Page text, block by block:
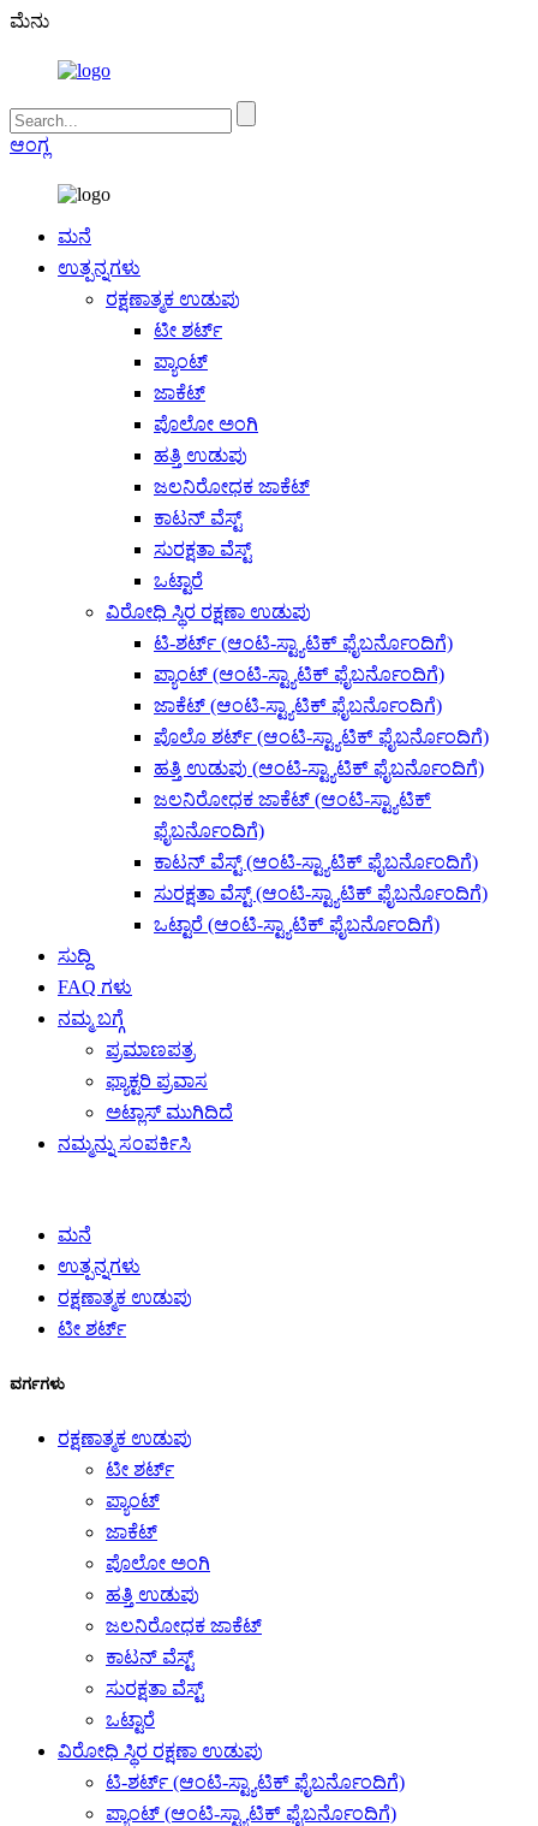
ಮೆನು
ಆಂಗ್ಲ
ಮನೆ
ಉತ್ಪನ್ನಗಳು
ರಕ್ಷಣಾತ್ಮಕ ಉಡುಪು
ಟೀ ಶರ್ಟ್
ಪ್ಯಾಂಟ್
ಜಾಕೆಟ್
ಪೊಲೋ ಅಂಗಿ
ಹತ್ತಿ ಉಡುಪು
ಜಲನಿರೋಧಕ ಜಾಕೆಟ್
ಕಾಟನ್ ವೆಸ್ಟ್
ಸುರಕ್ಷತಾ ವೆಸ್ಟ್
ಒಟ್ಟಾರೆ
ವಿರೋಧಿ ಸ್ಥಿರ ರಕ್ಷಣಾ ಉಡುಪು
ಟಿ-ಶರ್ಟ್ (ಆಂಟಿ-ಸ್ಟ್ಯಾಟಿಕ್ ಫೈಬರ್ನೊಂದಿಗೆ)
ಪ್ಯಾಂಟ್ (ಆಂಟಿ-ಸ್ಟ್ಯಾಟಿಕ್ ಫೈಬರ್ನೊಂದಿಗೆ)
ಜಾಕೆಟ್ (ಆಂಟಿ-ಸ್ಟ್ಯಾಟಿಕ್ ಫೈಬರ್ನೊಂದಿಗೆ)
ಪೊಲೊ ಶರ್ಟ್ (ಆಂಟಿ-ಸ್ಟ್ಯಾಟಿಕ್ ಫೈಬರ್ನೊಂದಿಗೆ)
ಹತ್ತಿ ಉಡುಪು (ಆಂಟಿ-ಸ್ಟ್ಯಾಟಿಕ್ ಫೈಬರ್ನೊಂದಿಗೆ)
ಜಲನಿರೋಧಕ ಜಾಕೆಟ್ (ಆಂಟಿ-ಸ್ಟ್ಯಾಟಿಕ್
ಫೈಬರ್ನೊಂದಿಗೆ)
ಕಾಟನ್ ವೆಸ್ಟ್ (ಆಂಟಿ-ಸ್ಟ್ಯಾಟಿಕ್ ಫೈಬರ್ನೊಂದಿಗೆ)
ಸುರಕ್ಷತಾ ವೆಸ್ಟ್ (ಆಂಟಿ-ಸ್ಟ್ಯಾಟಿಕ್ ಫೈಬರ್ನೊಂದಿಗೆ)
ಒಟ್ಟಾರೆ (ಆಂಟಿ-ಸ್ಟ್ಯಾಟಿಕ್ ಫೈಬರ್ನೊಂದಿಗೆ)
ಸುದ್ದಿ
FAQ ಗಳು
ನಮ್ಮ ಬಗ್ಗೆ
ಪ್ರಮಾಣಪತ್ರ
ಫ್ಯಾಕ್ಟರಿ ಪ್ರವಾಸ
ಅಟ್ಲಾಸ್ ಮುಗಿದಿದೆ
ನಮ್ಮನ್ನು ಸಂಪರ್ಕಿಸಿ
ಮನೆ
ಉತ್ಪನ್ನಗಳು
ರಕ್ಷಣಾತ್ಮಕ ಉಡುಪು
ಟೀ ಶರ್ಟ್
ವರ್ಗಗಳು
ರಕ್ಷಣಾತ್ಮಕ ಉಡುಪು
ಟೀ ಶರ್ಟ್
ಪ್ಯಾಂಟ್
ಜಾಕೆಟ್
ಪೊಲೋ ಅಂಗಿ
ಹತ್ತಿ ಉಡುಪು
ಜಲನಿರೋಧಕ ಜಾಕೆಟ್
ಕಾಟನ್ ವೆಸ್ಟ್
ಸುರಕ್ಷತಾ ವೆಸ್ಟ್
ಒಟ್ಟಾರೆ
ವಿರೋಧಿ ಸ್ಥಿರ ರಕ್ಷಣಾ ಉಡುಪು
ಟಿ-ಶರ್ಟ್ (ಆಂಟಿ-ಸ್ಟ್ಯಾಟಿಕ್ ಫೈಬರ್ನೊಂದಿಗೆ)
ಪ್ಯಾಂಟ್ (ಆಂಟಿ-ಸ್ಟ್ಯಾಟಿಕ್ ಫೈಬರ್ನೊಂದಿಗೆ)